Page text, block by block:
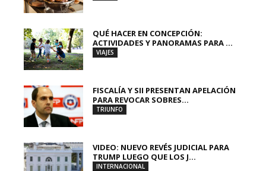
QUÉ HACER EN CONCEPCIÓN:
ACTIVIDADES Y PANORAMAS PARA ...
VIAJES
FISCALÍA Y SII PRESENTAN APELACIÓN
PARA REVOCAR SOBRES...
TRIUNFO
VIDEO: NUEVO REVÉS JUDICIAL PARA
TRUMP LUEGO QUE LOS J...
INTERNACIONAL